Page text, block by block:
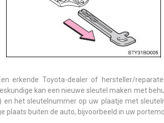
erkende Toyota-dealer of hersteller/
kan een nieuwe sleutel maken met
en het sleutelnummer op uw plaatje met
plaats buiten de auto, bijvoorbeeld in uw